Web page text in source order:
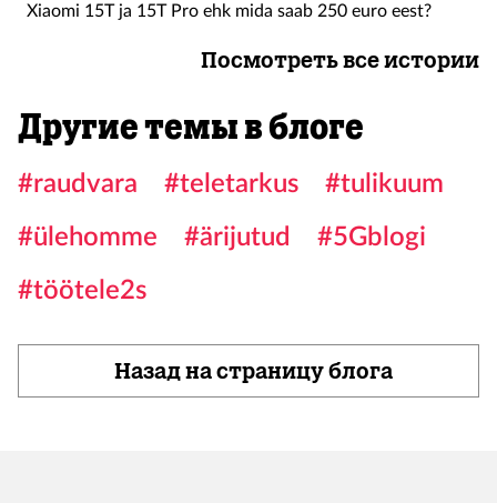
Xiaomi 15T ja 15T Pro ehk mida saab 250 euro eest?
Посмотреть все истории
Другие темы в блоге
#raudvara #teletarkus
#tulikuum
#ülehomme
#ärijutud
#5Gblogi
#töötele2s
Назад на страницу блога